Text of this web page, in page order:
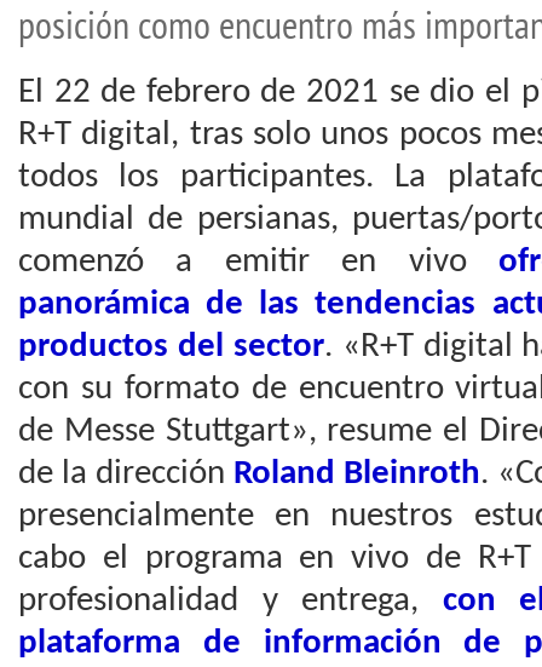
posición como encuentro más
El 22 de febrero de 2021 se dio el
R+T digital, tras solo unos pocos
todos los participantes. La
mundial de persianas, puertas/
comenzó a emitir en vivo
panorámica de las tendencias
productos del sector. «R+T digital
con su formato de encuentro
de Messe Stuttgart», resume el
de la dirección Roland Bleinroth.
presencialmente en nuestros
cabo el programa en vivo de
profesionalidad y entrega, con
plataforma de información de